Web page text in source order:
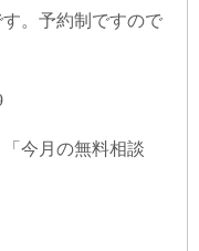
。予約制ですので
今月の無料相談